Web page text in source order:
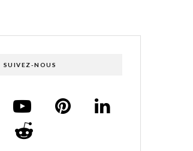
SUIVEZ-NOUS